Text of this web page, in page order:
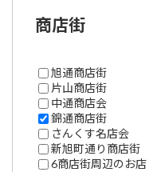
商店街
旭通商店街
片山商店街
中通商店会
錦通商店街
さんくす名店会
新旭町通り商店街
6商店街周辺のお店